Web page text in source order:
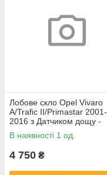
Лобове скло Opel Vivaro
A/Trafic II/Primastar 2001-
2016 з Датчиком дощу -
Опель Віваро
В наявності 1 од.
4 750 ₴